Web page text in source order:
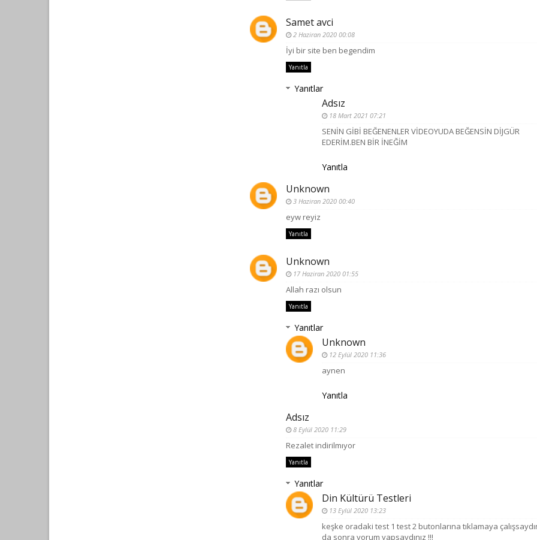
Samet avci
2 Haziran 2020 00:08
İyi bir site ben begendim
Yanıtla
Yanıtlar
Adsız
18 Mart 2021 07:21
SENİN GİBİ BEĞENENLER VİDEOYUDA BEĞENSİN DİJGÜR
EDERİM.BEN BİR İNEĞİM
Yanıtla
Unknown
3 Haziran 2020 00:40
eyw reyiz
Yanıtla
Unknown
17 Haziran 2020 01:55
Allah razı olsun
Yanıtla
Yanıtlar
Unknown
12 Eylül 2020 11:36
aynen
Yanıtla
Adsız
8 Eylül 2020 11:29
Rezalet indirilmıyor
Yanıtla
Yanıtlar
Din Kültürü Testleri
13 Eylül 2020 13:23
keşke oradaki test 1 test 2 butonlarına tıklamaya
da sonra yorum yapsaydınız !!!